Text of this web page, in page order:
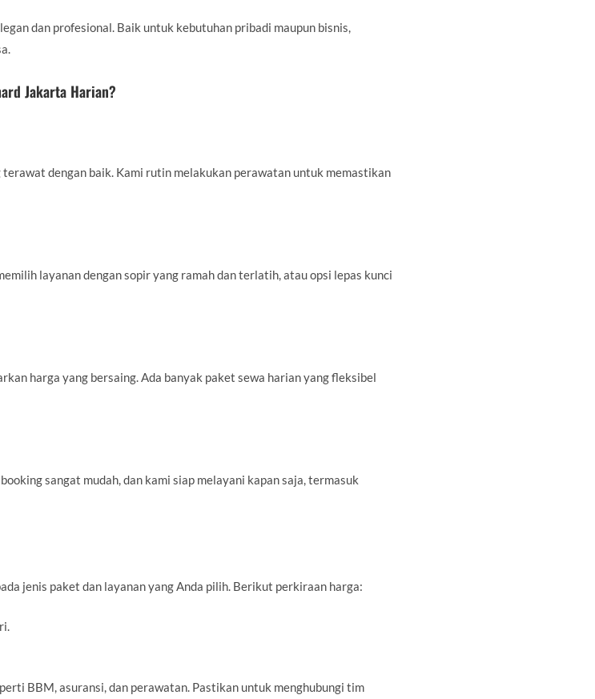
dan profesional. Baik untuk kebutuhan pribadi maupun bisnis,
Jakarta Harian?
dengan baik. Kami rutin melakukan perawatan untuk memastikan
layanan dengan sopir yang ramah dan terlatih, atau opsi lepas kunci
harga yang bersaing. Ada banyak paket sewa harian yang fleksibel
sangat mudah, dan kami siap melayani kapan saja, termasuk
jenis paket dan layanan yang Anda pilih. Berikut perkiraan harga:
BBM, asuransi, dan perawatan. Pastikan untuk menghubungi tim